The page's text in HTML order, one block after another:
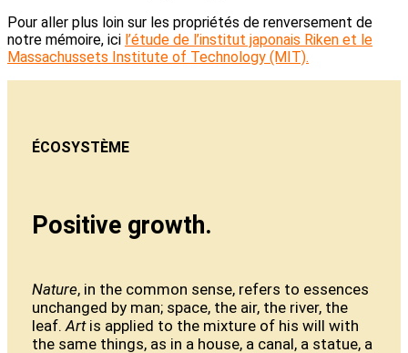
Pour aller plus loin sur les propriétés de renversement de
notre mémoire, ici l’étude de l’institut japonais Riken et le
Massachussets Institute of Technology (MIT).
ÉCOSYSTÈME
Positive growth.
Nature, in the common sense, refers to essences
unchanged by man; space, the air, the river, the
leaf.Artis applied to the mixture of his will with
the same things, as in a house, a canal, a statue, a